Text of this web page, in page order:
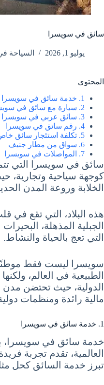
سائق في سويسرا
يوليو 1, 2026 السياحة
المحتوى
1. خدمة سائق في سويسرا
2. سيارة مع سائق في سويسرا
3. سائق عربي في سويسرا
4. رقم سائق في سويسرا
5. تكلفة استئجار سائق خاص في سويسرا
6. سواق من مطار جنيف
7. المواصلات في سويسرا
سائق في سويسرا التي
كوجهة سياحية وتجارية،
الخلابة وروعة المدن
هذه البلاد، التي تقع في
الجبلية المذهلة،
التي تعج بالحياة والنشاط.
سويسرا ليست فقط
الطبيعية في العالم،
الدولية، حيث تحتضن
مالية رائدة ومنظمات
1. خدمة سائق في سويسرا
خدمة سائق في سويسرا،
العالمية، تقدم تجربة
تبرز خدمة السائق كحل